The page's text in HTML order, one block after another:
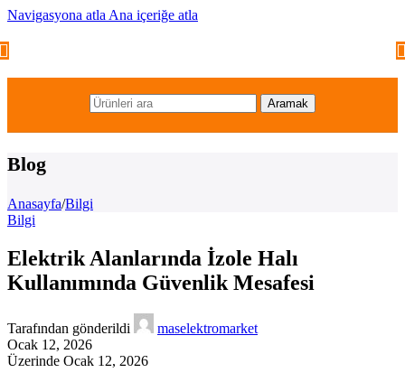
Navigasyona atla Ana içeriğe atla
Aramak
Blog
Anasayfa/Bilgi
Bilgi
Elektrik Alanlarında İzole Halı
Kullanımında Güvenlik Mesafesi
Tarafından gönderildi
maselektromarket
Ocak 12, 2026
Üzerinde Ocak 12, 2026